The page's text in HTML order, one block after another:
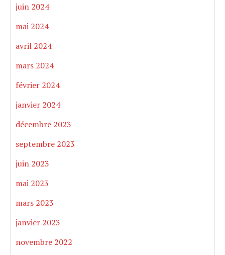
juin 2024
mai 2024
avril 2024
mars 2024
février 2024
janvier 2024
décembre 2023
septembre 2023
juin 2023
mai 2023
mars 2023
janvier 2023
novembre 2022